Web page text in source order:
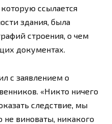
ссылается
здания, была
строения, о чем
документах.
с заявлением о
«Никто ничего
следствие, мы
не виноваты, никакого